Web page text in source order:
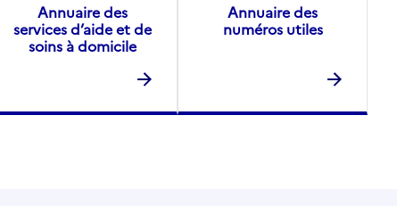
Annuaire des
services d’aide et de
soins à domicile
Annuaire des
numéros utiles